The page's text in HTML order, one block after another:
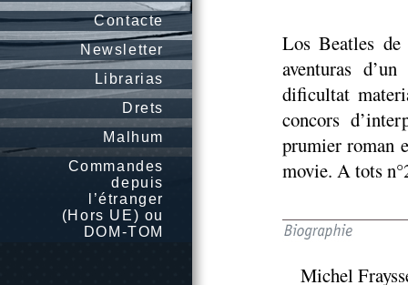
Contacte
Newsletter
Librarias
Drets
Malhum
Commandes
depuis
l’étranger
(Hors UE) ou
DOM-TOM
Los Beatles
aventuras
dificultat
concors
prumier roman
movie. A tots
Michel